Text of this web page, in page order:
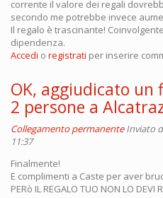
corrente il valore dei regali
secondo me potrebbe invece
Il regalo è trascinante!
dipendenza.
Accedi o registrati per inserire
OK, aggiudicato
2 persone a
Collegamento permanente Inviato
11:37
Finalmente!
E complimenti a Caste per aver
PERò IL REGALO TUO NON LO DEVI